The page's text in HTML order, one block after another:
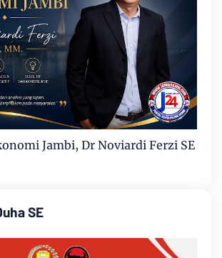
Jambi, Dr Noviardi Ferzi SE
SE